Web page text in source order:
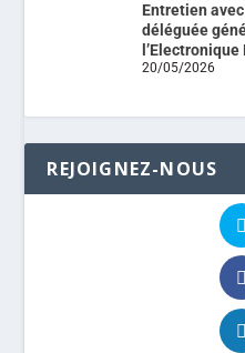
Entretien
déléguée
20/05/2026
REJOIGNEZ-NOUS